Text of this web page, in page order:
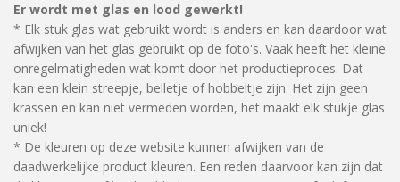
Er wordt met glas en lood gewerkt!
* Elk stuk glas wat gebruikt wordt is anders en kan daardoor wat
afwijken van het glas gebruikt op de foto's. Vaak heeft het kleine
onregelmatigheden wat komt door het productieproces. Dat
kan een klein streepje, belletje of hobbeltje zijn. Het zijn geen
krassen en kan niet vermeden worden, het maakt elk stukje glas
uniek!
* De kleuren op deze website kunnen afwijken van de
daadwerkelijke product kleuren. Een reden daarvoor kan zijn dat